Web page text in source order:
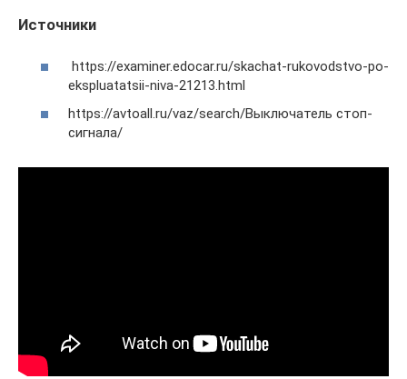
Источники
https://examiner.edocar.ru/skachat-rukovodstvo-po-
ekspluatatsii-niva-21213.html
https://avtoall.ru/vaz/search/Выключатель стоп-
сигнала/